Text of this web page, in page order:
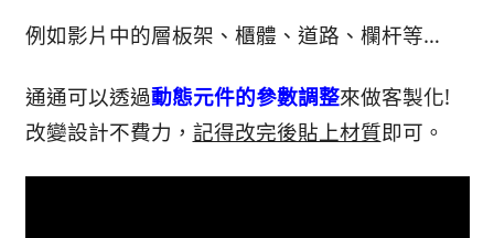
例如影片中的層板架、櫃體、道路、欄杆等…
通通可以透過動態元件的參數調整來做客製化!
改變設計不費力， 記得改完後貼上材質即可。